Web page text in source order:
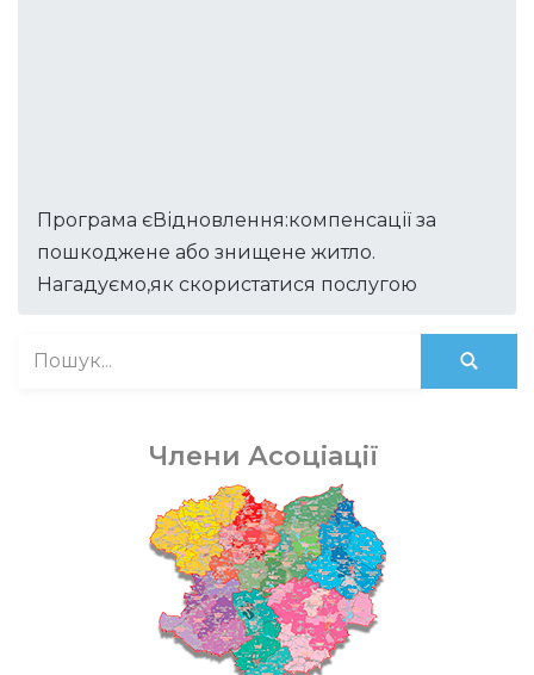
Програма єВідновлення:компенсації за
пошкоджене або знищене житло.
Нагадуємо,як скористатися послугою
Члени Асоціації